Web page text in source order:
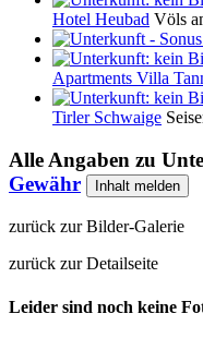
Hotel Heubad Völs
Apartments Villa
Tirler Schwaige
Alle Angaben zu
Gewähr
Inhalt melden
zurück zur Bilder-Galerie
zurück zur Detailseite
Leider sind noch keine